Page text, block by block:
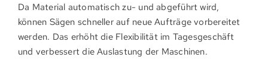
Da Material automatisch zu- und abgeführt wird,
können Sägen schneller auf neue Aufträge vorbereitet
werden. Das erhöht die Flexibilität im Tagesgeschäft
und verbessert die Auslastung der Maschinen.